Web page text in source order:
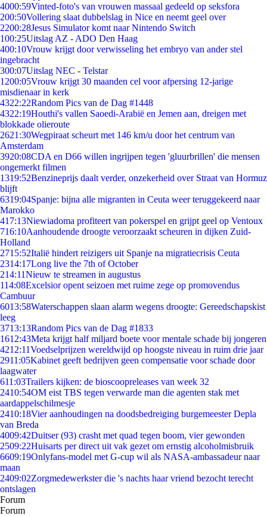
4000:59Vinted-foto's van vrouwen massaal gedeeld op seksfora
200:50Vollering slaat dubbelslag in Nice en neemt geel over
2200:28Jesus Simulator komt naar Nintendo Switch
100:25Uitslag AZ - ADO Den Haag
400:10Vrouw krijgt door verwisseling het embryo van ander stel
ingebracht
300:07Uitslag NEC - Telstar
1200:05Vrouw krijgt 30 maanden cel voor afpersing 12-jarige
misdienaar in kerk
4322:22Random Pics van de Dag #1448
4322:19Houthi's vallen Saoedi-Arabië en Jemen aan, dreigen met
blokkade olieroute
2621:30Wegpiraat scheurt met 146 km/u door het centrum van
Amsterdam
3920:08CDA en D66 willen ingrijpen tegen 'gluurbrillen' die mensen
ongemerkt filmen
1319:52Benzineprijs daalt verder, onzekerheid over Straat van Hormuz
blijft
6319:04Spanje: bijna alle migranten in Ceuta weer teruggekeerd naar
Marokko
417:13Niewiadoma profiteert van pokerspel en grijpt geel op Ventoux
716:10Aanhoudende droogte veroorzaakt scheuren in dijken Zuid-
Holland
2715:52Italië hindert reizigers uit Spanje na migratiecrisis Ceuta
2314:17Long live the 7th of October
214:11Nieuw te streamen in augustus
114:08Excelsior opent seizoen met ruime zege op promovendus
Cambuur
6013:58Waterschappen slaan alarm wegens droogte: Gereedschapskist
leeg
3713:13Random Pics van de Dag #1833
1612:43Meta krijgt half miljard boete voor mentale schade bij jongeren
4212:11Voedselprijzen wereldwijd op hoogste niveau in ruim drie jaar
2911:05Kabinet geeft bedrijven geen compensatie voor schade door
laagwater
611:03Trailers kijken: de bioscoopreleases van week 32
2410:54OM eist TBS tegen verwarde man die agenten stak met
aardappelschilmesje
2410:18Vier aanhoudingen na doodsbedreiging burgemeester Depla
van Breda
4009:42Duitser (93) crasht met quad tegen boom, vier gewonden
2509:22Huisarts per direct uit vak gezet om ernstig alcoholmisbruik
6609:19Onlyfans-model met G-cup wil als NASA-ambassadeur naar
maan
2409:02Zorgmedewerkster die 's nachts haar vriend bezocht terecht
ontslagen
Forum
Forum